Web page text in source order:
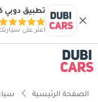
تطبيق دوبي
اعثر على
الصفحة الرئيسية
ذكاء دوبي كارز
ذكاء دوبيكارز